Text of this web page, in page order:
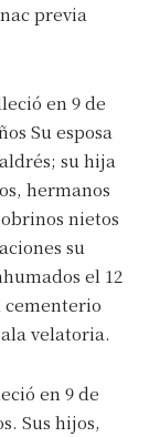
previa
en 9 de
Su esposa
su hija
hermanos
nietos
su
el 12
cementerio
velatoria.
en 9 de
Sus hijos,